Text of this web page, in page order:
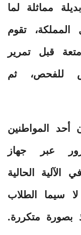
مماثلة لما
تقوم
قبل تمرير
للفحص، ثم
المواطنين
عبر جهاز
الآلية الحالية
سيما الطلاب
بصورة متكررة.